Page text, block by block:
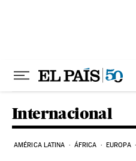
Internacional
AMÉRICA LATINA ÁFRICA EUROPA